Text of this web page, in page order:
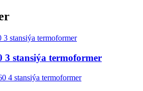
3 stansiýa termoformer